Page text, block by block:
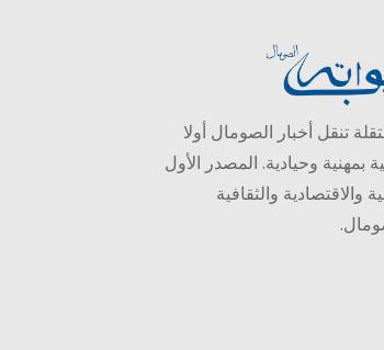
تنقل أخبار الصومال أولا
بمهنية وحيادية. المصدر الأول
والاقتصادية والثقافية